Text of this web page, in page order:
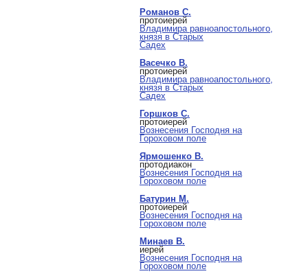
Романов С.
протоиерей
Владимира равноапостольного,
князя в Старых
Садех
Васечко В.
протоиерей
Владимира равноапостольного,
князя в Старых
Садех
Горшков С.
протоиерей
Вознесения Господня на
Гороховом поле
Ярмошенко В.
протодиакон
Вознесения Господня на
Гороховом поле
Батурин М.
протоиерей
Вознесения Господня на
Гороховом поле
Минаев В.
иерей
Вознесения Господня на
Гороховом поле